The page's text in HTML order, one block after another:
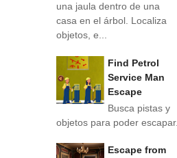
una jaula dentro de una
casa en el árbol. Localiza
objetos, e...
Find Petrol
Service Man
Escape
Busca pistas y
objetos para poder escapar.
Escape from